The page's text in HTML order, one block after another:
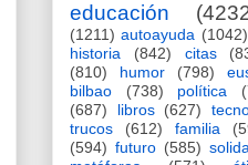
educación
(1211) autoayuda (1042)
historia
(842) citas
(810)
humor (798)
bilbao
(738) política
(687)
libros (627)
trucos
(612) familia
(594) futuro (585)